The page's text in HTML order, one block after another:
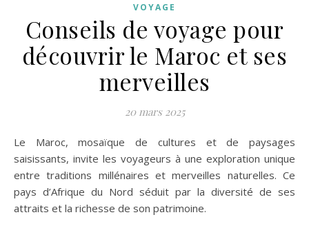
VOYAGE
Conseils de voyage pour
découvrir le Maroc et ses
merveilles
20 mars 2025
Le Maroc, mosaïque de cultures et de paysages
saisissants, invite les voyageurs à une exploration unique
entre traditions millénaires et merveilles naturelles. Ce
pays d’Afrique du Nord séduit par la diversité de ses
attraits et la richesse de son patrimoine.